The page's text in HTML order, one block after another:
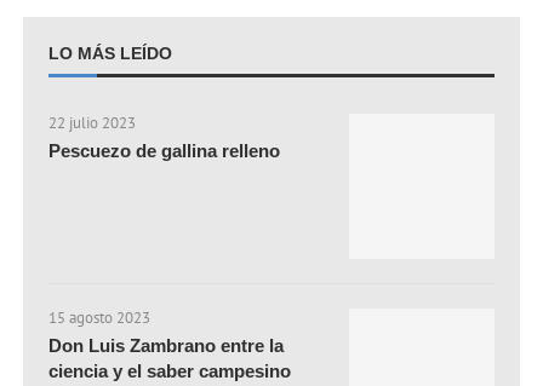
LO MÁS LEÍDO
22 julio 2023
Pescuezo de gallina relleno
15 agosto 2023
Don Luis Zambrano entre la
ciencia y el saber campesino